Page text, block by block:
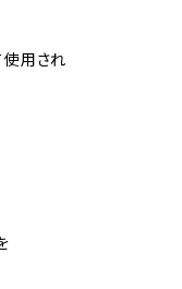
使用され